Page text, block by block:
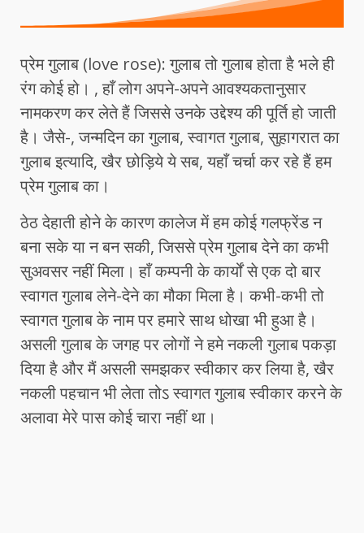
प्रेम गुलाब (love rose): गुलाब तो गुलाब होता है भले ही
रंग कोई हो। , हाँ लोग अपने-अपने आवश्यकतानुसार
नामकरण कर लेते हैं जिससे उनके उद्देश्य की पूर्ति हो जाती
है। जैसे-, जन्मदिन का गुलाब, स्वागत गुलाब, सुहागरात का
गुलाब इत्यादि, खैर छोड़िये ये सब, यहाँ चर्चा कर रहे हैं हम
प्रेम गुलाब का।
ठेठ देहाती होने के कारण कालेज में हम कोई गलफ्रेंड न
बना सके या न बन सकी, जिससे प्रेम गुलाब देने का कभी
सुअवसर नहीं मिला। हाँ कम्पनी के कार्यों से एक दो बार
स्वागत गुलाब लेने-देने का मौका मिला है। कभी-कभी तो
स्वागत गुलाब के नाम पर हमारे साथ धोखा भी हुआ है।
असली गुलाब के जगह पर लोगों ने हमे नकली गुलाब पकड़ा
दिया है और मैं असली समझकर स्वीकार कर लिया है, खैर
नकली पहचान भी लेता तोऽ स्वागत गुलाब स्वीकार करने के
अलावा मेरे पास कोई चारा नहीं था।